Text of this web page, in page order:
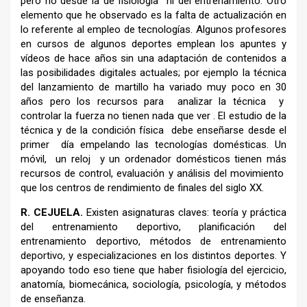
elemento que he observado es la falta de actualización en
lo referente al empleo de tecnologías. Algunos profesores
en cursos de algunos deportes emplean los apuntes y
vídeos de hace años sin una adaptación de contenidos a
las posibilidades digitales actuales; por ejemplo la técnica
del lanzamiento de martillo ha variado muy poco en 30
años pero los recursos para analizar la técnica y
controlar la fuerza no tienen nada que ver . El estudio de la
técnica y de la condición física debe enseñarse desde el
primer día empelando las tecnologías domésticas. Un
móvil, un reloj y un ordenador domésticos tienen más
recursos de control, evaluación y análisis del movimiento
que los centros de rendimiento de finales del siglo XX.
R. CEJUELA. Existen asignaturas claves: teoría y práctica
del entrenamiento deportivo, planificación del
entrenamiento deportivo, métodos de entrenamiento
deportivo, y especializaciones en los distintos deportes. Y
apoyando todo eso tiene que haber fisiología del ejercicio,
anatomía, biomecánica, sociología, psicología, y métodos
de enseñanza.